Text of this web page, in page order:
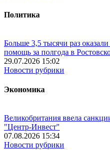
Политика
Больше 3,5 тысячи раз
помощь за полгода в
29.07.2026 15:02
Новости рубрики
Экономика
Великобритания ввела
"Центр-Инвест"
07.08.2026 15:34
Новости рубрики